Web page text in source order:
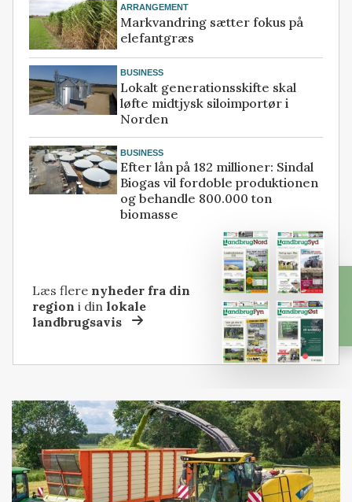
ARRANGEMENT
Markvandring sætter fokus på
elefantgræs
BUSINESS
Lokalt generationsskifte skal
løfte midtjysk siloimportør i
Norden
BUSINESS
Efter lån på 182 millioner: Sindal
Biogas vil fordoble produktionen
og behandle 800.000 ton
biomasse
Læs flere nyheder fra din
region i dinlokale
landbrugsavis